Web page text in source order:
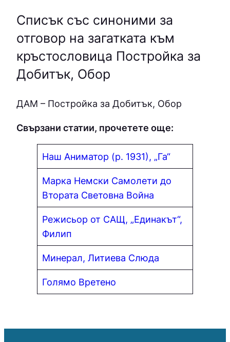
Списък със синоними за
отговор на загатката към
кръстословица Постройка за
Добитък, Обор
ДАМ – Постройка за Добитък, Обор
Свързани статии, прочетете още:
Наш Аниматор (р. 1931), „Га“
Марка Немски Самолети до
Втората Световна Война
Режисьор от САЩ, „Единакът“,
Филип
Минерал, Литиева Слюда
Голямо Вретено